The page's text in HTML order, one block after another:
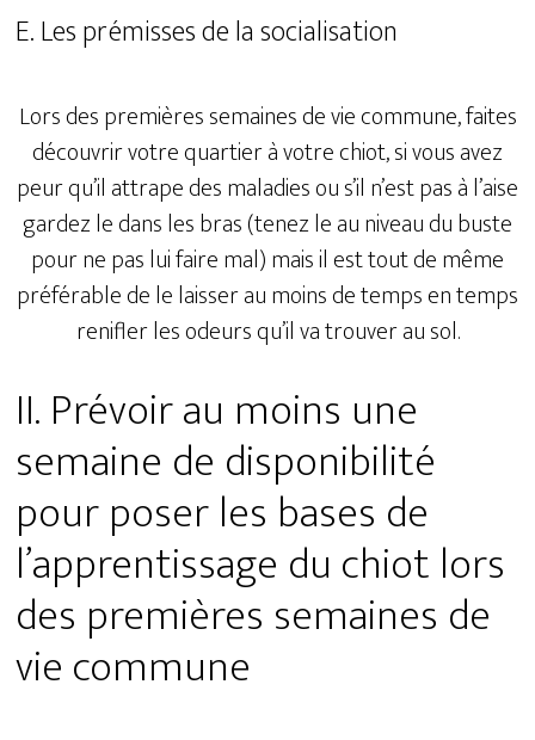
E. Les prémisses de la socialisation
Lors des premières semaines de vie commune, faites
découvrir votre quartier à votre chiot, si vous avez
peur qu’il attrape des maladies ou s’il n’est pas à l’aise
gardez le dans les bras (tenez le au niveau du buste
pour ne pas lui faire mal) mais il est tout de même
préférable de le laisser au moins de temps en temps
renifler les odeurs qu’il va trouver au sol.
II. Prévoir au moins une
semaine de disponibilité
pour poser les bases de
l’apprentissage du chiot lors
des premières semaines de
vie commune